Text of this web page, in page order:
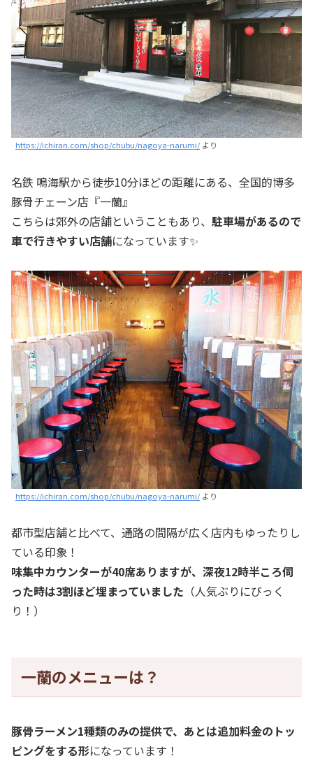
https://ichiran.com/shop/chubu/nagoya-narumi/ より
名鉄 鳴海駅から徒歩10分ほどの距離にある、全国的博多
豚骨チェーン店『一蘭』
こちらは郊外の店舗ということもあり、 駐車場があるので
車で行きやすい店舗になっています✨
https://ichiran.com/shop/chubu/nagoya-narumi/ より
都市型店舗と比べて、通路の間隔が広く店内もゆったりし
ている印象！
味集中カウンターが40席ありますが、深夜12時半ころ伺
った時は3割ほど埋まっていました （人気ぶりにびっく
り！）
一蘭のメニューは？
豚骨ラーメン1種類のみの提供で、あとは追加料金のトッ
ピングをする形になっています！